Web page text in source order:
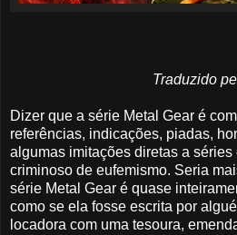
Traduzido
Dizer que a série Metal Gear é
referências, indicações, piadas,
algumas imitações diretas a
criminoso de eufemismo. Seria
série Metal Gear é quase
como se ela fosse escrita por
locadora com uma tesoura,